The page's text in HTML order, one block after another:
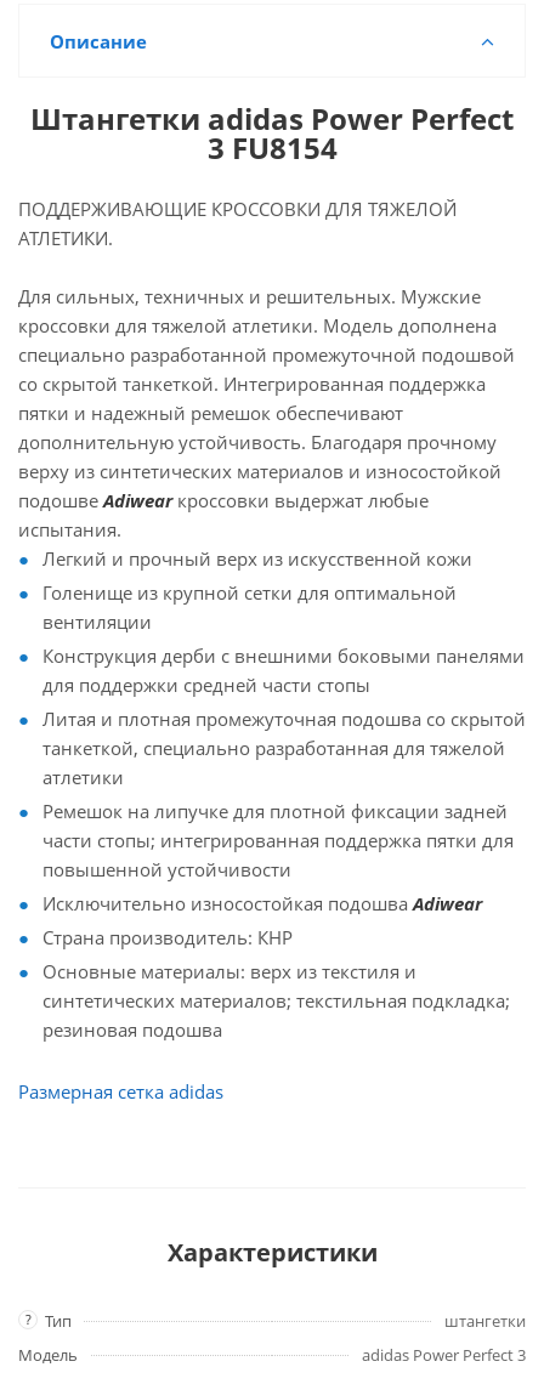
Описание
Штангетки adidas Power Perfect
3 FU8154
ПОДДЕРЖИВАЮЩИЕ КРОССОВКИ ДЛЯ ТЯЖЕЛОЙ
АТЛЕТИКИ.
Для сильных, техничных и решительных. Мужские
кроссовки для тяжелой атлетики. Модель дополнена
специально разработанной промежуточной подошвой
со скрытой танкеткой. Интегрированная поддержка
пятки и надежный ремешок обеспечивают
дополнительную устойчивость. Благодаря прочному
верху из синтетических материалов и износостойкой
подошвеAdiwearкроссовки выдержат любые
испытания.
Легкий и прочный верх из искусственной кожи
Голенище из крупной сетки для оптимальной
вентиляции
Конструкция дерби с внешними боковыми панелями
для поддержки средней части стопы
Литая и плотная промежуточная подошва со скрытой
танкеткой, специально разработанная для тяжелой
атлетики
Ремешок на липучке для плотной фиксации задней
части стопы; интегрированная поддержка пятки для
повышенной устойчивости
Исключительно износостойкая подошваAdiwear
Страна производитель: КНР
Основные материалы: верх из текстиля и
синтетических материалов; текстильная подкладка;
резиновая подошва
Размерная сетка adidas
Характеристики
? Тип
штангетки
Модель
adidas Power Perfect 3